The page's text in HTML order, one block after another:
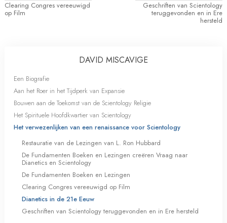
Clearing Congres vereeuwigd
op Film
Geschriften van Scientology
teruggevonden en in Ere
hersteld
DAVID MISCAVIGE
Een Biografie
Aan het Roer in het Tijdperk van Expansie
Bouwen aan de Toekomst van de Scientology Religie
Het Spirituele Hoofdkwartier van Scientology
Het verwezenlijken van een renaissance voor Scientology
Restauratie van de Lezingen van L. Ron Hubbard
De Fundamenten Boeken en Lezingen creëren Vraag naar
Dianetics en Scientology
De Fundamenten Boeken en Lezingen
Clearing Congres vereeuwigd op Film
Dianetics in de 21e Eeuw
Geschriften van Scientology teruggevonden en in Ere hersteld